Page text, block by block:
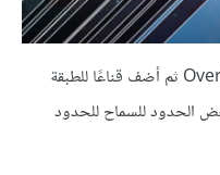
غيّر خصائص مزج طبقة الحدود إلى Overlay ثم أضف قناعًا للطبقة
الحدود للسماح للحدود